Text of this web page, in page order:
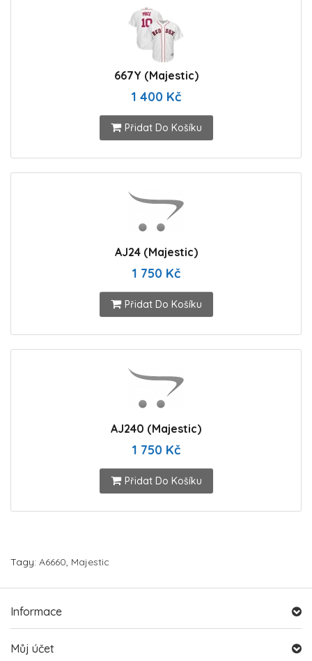
667Y (Majestic)
1 400 Kč
Přidat Do Košíku
AJ24 (Majestic)
1 750 Kč
Přidat Do Košíku
AJ240 (Majestic)
1 750 Kč
Přidat Do Košíku
Tagy: A6660, Majestic
Informace
Můj účet